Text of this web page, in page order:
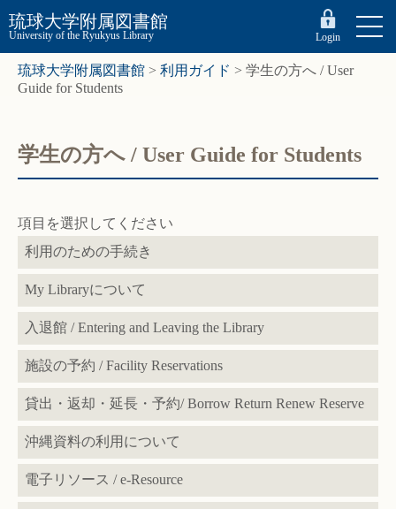
琉球大学附属図書館
University of the Ryukyus Library Login
琉球大学附属図書館 > 利用ガイド > 学生の方へ / User
Guide for Students
学生の方へ / User Guide for Students
項目を選択してください
利用のための手続き
My Libraryについて
入退館 / Entering and Leaving the Library
施設の予約 / Facility Reservations
貸出・返却・延長・予約/ Borrow Return Renew Reserve
沖縄資料の利用について
電子リソース / e-Resource